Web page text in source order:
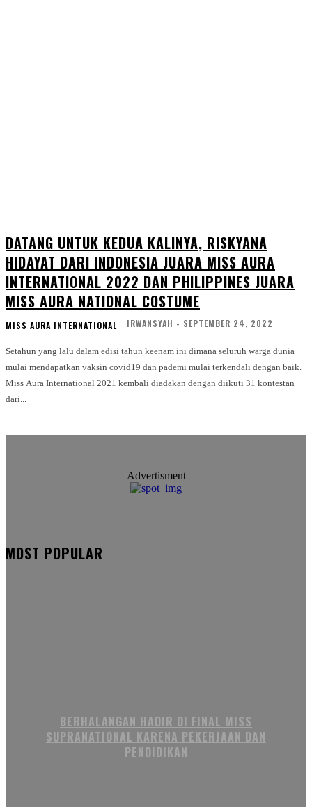
DATANG UNTUK KEDUA KALINYA, RISKYANA
HIDAYAT DARI INDONESIA JUARA MISS AURA
INTERNATIONAL 2022 DAN PHILIPPINES JUARA
MISS AURA NATIONAL COSTUME
MISS AURA INTERNATIONAL IRWANSYAH - SEPTEMBER 24, 2022
Setahun yang lalu dalam edisi tahun keenam ini dimana seluruh warga dunia
mulai mendapatkan vaksin covid19 dan pademi mulai terkendali dengan baik.
Miss Aura International 2021 kembali diadakan dengan diikuti 31 kontestan
dari...
Advertisment
MOST POPULAR
BERHALANGAN HADIR DI FINAL MISS
SUPRANATIONAL KARENA PEKERJAAN DAN
PENDIDIKAN